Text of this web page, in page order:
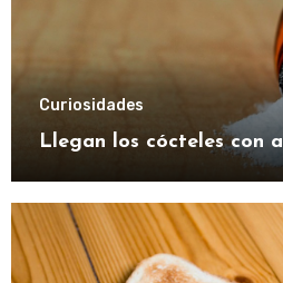
Curiosidades
Llegan los cócteles con